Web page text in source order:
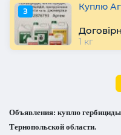
З Куплю
1 кг
Объявления: куплю
Тернопольской области.